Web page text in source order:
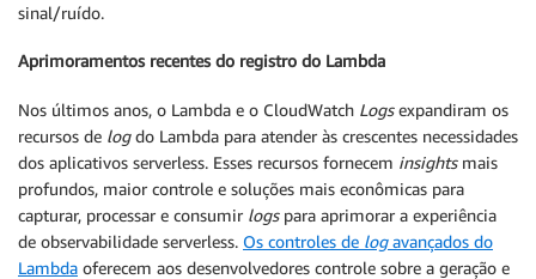
sinal/ruído.
Aprimoramentos recentes do registro do Lambda
Nos últimos anos, o Lambda e o CloudWatch Logsexpandiram os
recursos de logdo Lambda para atender às crescentes necessidades
dos aplicativos serverless. Esses recursos fornecem insightsmais
profundos, maior controle e soluções mais econômicas para
capturar, processar e consumir logspara aprimorar a experiência
de observabilidade serverless. Os controles de logavançados do
Lambda oferecem aos desenvolvedores controle sobre a geração e